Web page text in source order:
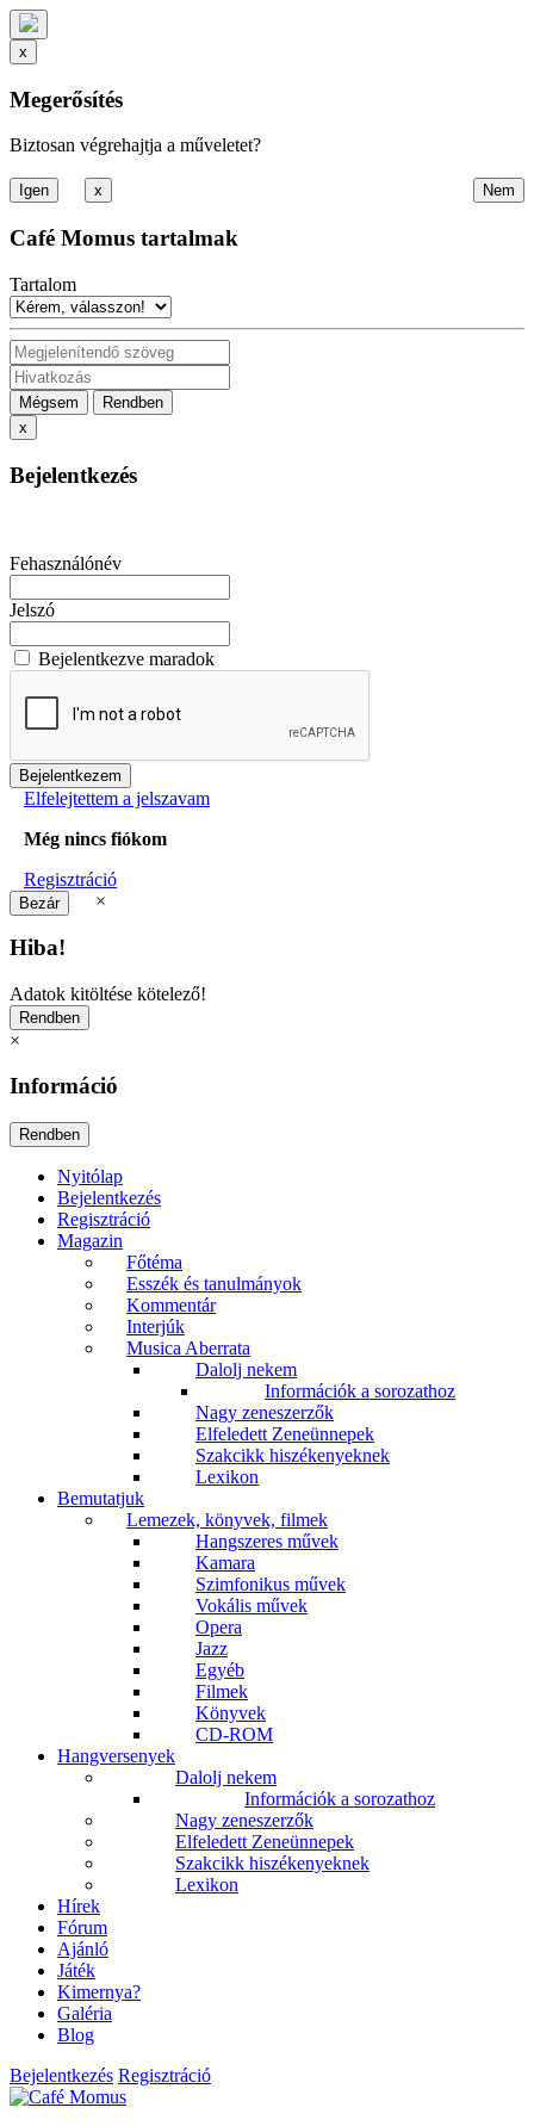
x
Megerősítés
Biztosan végrehajtja a műveletet?
x
Café Momus tartalmak
Tartalom
Mégsem
Rendben
x
Bejelentkezés
Fehasználónév
Jelszó
Bejelentkezve maradok
Elfelejtettem a jelszavam
Még nincs fiókom
Regisztráció
×
Hiba!
Adatok kitöltése kötelező!
×
Információ
Nyitólap
Bejelentkezés
Regisztráció
Magazin
Főtéma
Esszék és tanulmányok
Kommentár
Interjúk
Musica Aberrata
Dalolj nekem
Információk a sorozathoz
Nagy zeneszerzők
Elfeledett Zeneünnepek
Szakcikk hiszékenyeknek
Lexikon
Bemutatjuk
Lemezek, könyvek, filmek
Hangszeres művek
Kamara
Szimfonikus művek
Vokális művek
Opera
Jazz
Egyéb
Filmek
Könyvek
CD-ROM
Hangversenyek
Dalolj nekem
Információk a sorozathoz
Nagy zeneszerzők
Elfeledett Zeneünnepek
Szakcikk hiszékenyeknek
Lexikon
Hírek
Fórum
Ajánló
Játék
Kimernya?
Galéria
Blog
Bejelentkezés Regisztráció